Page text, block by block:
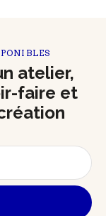
atelier,
faire et